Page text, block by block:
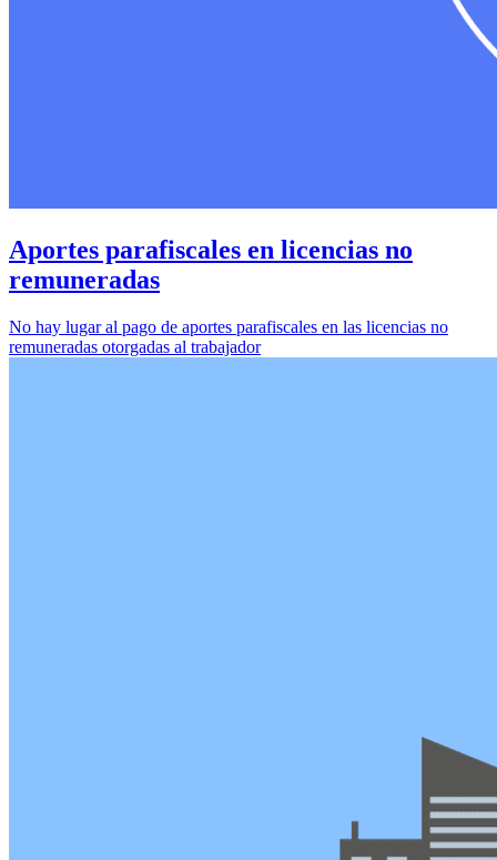
Aportes parafiscales en licencias no
remuneradas
No hay lugar al pago de aportes parafiscales en las licencias no
remuneradas otorgadas al trabajador